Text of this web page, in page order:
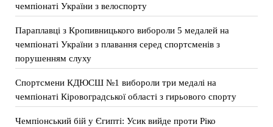
чемпіонаті України з велоспорту
Параплавці з Кропивницького вибороли 5 медалей на
чемпіонаті України з плавання серед спортсменів з
порушенням слуху
Спортсмени КДЮСШ №1 вибороли три медалі на
чемпіонаті Кіровоградської області з гирьового спорту
Чемпіонський бій у Єгипті: Усик вийде проти Ріко